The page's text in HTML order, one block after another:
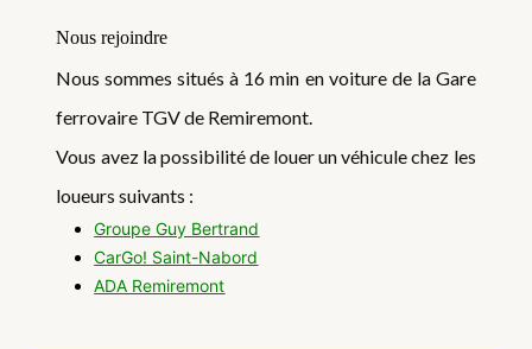
Nous rejoindre
Nous sommes situés à 16 min en voiture de la Gare
ferrovaire TGV de Remiremont.
Vous avez la possibilité de louer un véhicule chez les
loueurs suivants :
Groupe Guy Bertrand
CarGo! Saint-Nabord
ADA Remiremont